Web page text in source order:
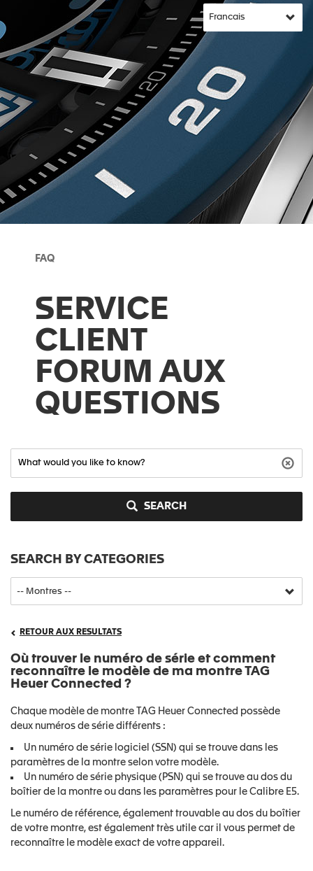
FAQ
SERVICE
CLIENT
FORUM AUX
QUESTIONS
SEARCH
SEARCH BY CATEGORIES
RETOUR AUX RESULTATS
Où trouver le numéro de série et comment
reconnaître le modèle de ma montre TAG
Heuer Connected ?
Chaque modèle de montre TAG Heuer Connected possède
deux numéros de série différents :
Un numéro de série logiciel (SSN) qui se trouve dans les
paramètres de la montre selon votre modèle.
Un numéro de série physique (PSN) qui se trouve au dos du
boîtier de la montre ou dans les paramètres pour le Calibre E5.
Le numéro de référence, également trouvable au dos du boîtier
de votre montre, est également très utile car il vous permet de
reconnaître le modèle exact de votre appareil.